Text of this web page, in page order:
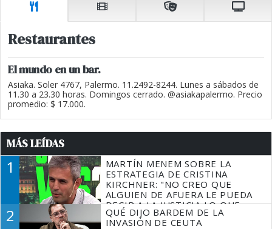
Restaurantes
El mundo en un bar.
Asiaka. Soler 4767, Palermo. 11.2492-8244. Lunes a sábados de
11.30 a 23.30 horas. Domingos cerrado. @asiakapalermo. Precio
promedio: $ 17.000.
MÁS LEÍDAS
1
MARTÍN MENEM SOBRE LA
ESTRATEGIA DE CRISTINA
KIRCHNER: "NO CREO QUE
ALGUIEN DE AFUERA LE PUEDA
DECIR A LA JUSTICIA LO QUE
TIENE QUE HACER"
2
QUÉ DIJO BARDEM DE LA
INVASIÓN DE CEUTA